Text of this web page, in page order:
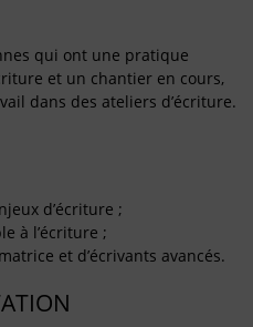
qui ont une pratique
et un chantier en cours,
dans des ateliers d’écriture.
d’écriture ;
à l’écriture ;
et d’écrivants avancés.